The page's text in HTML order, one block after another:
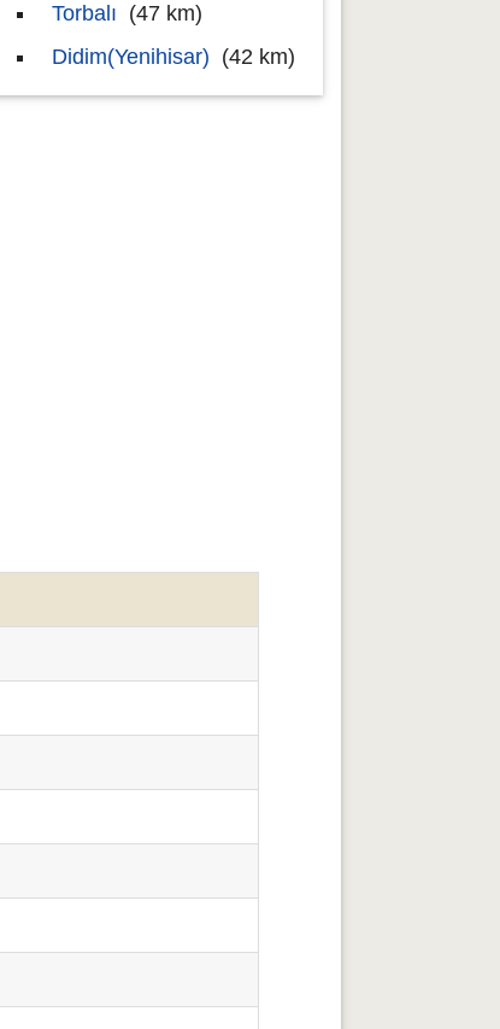
Torbalı (47 km)
Didim(Yenihisar) (42 km)